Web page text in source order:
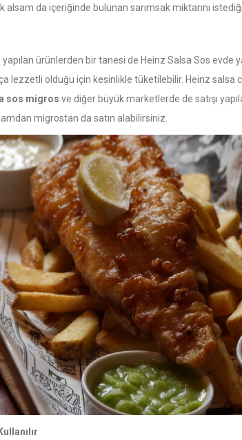
alsam da içeriğinde bulunan sarımsak miktarını
yapılan ürünlerden bir tanesi de Heinz Salsa Sos evde
lezzetli olduğu için kesinlikle tüketilebilir. Heinz salsa
sos migros ve diğer büyük marketlerde de satışı
migrostan da satın alabilirsiniz.